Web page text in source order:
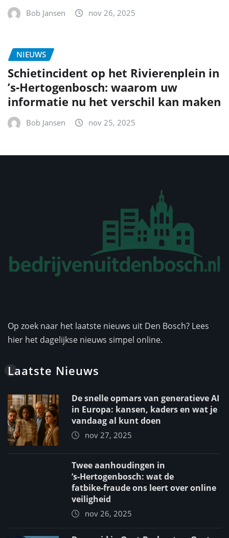
Bob Jansen nov 26, 2025
NIEUWS
Schietincident op het Rivierenplein in
’s‑Hertogenbosch: waarom uw
informatie nu het verschil kan maken
Bob Jansen nov 25, 2025
Op zoek naar het laatste nieuws uit Den Bosch? Lees
hier het dagelijkse nieuws simpel online.
Laatste Nieuws
De snelle opmars van generatieve AI
in Europa: kansen, kaders en wat je
vandaag al kunt doen
nov 27, 2025
Twee aanhoudingen in
’s‑Hertogenbosch: wat de
fatbike‑fraude ons leert over online
veiligheid
nov 26, 2025